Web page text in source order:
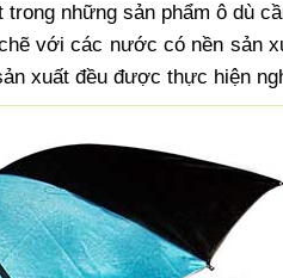
những sản phẩm ô dù
với các nước có nền sản
xuất đều được thực hiện